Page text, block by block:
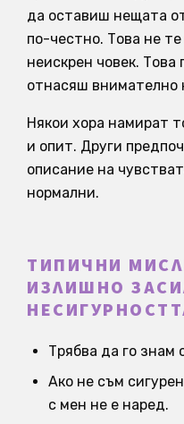
да оставиш нещата
по-честно. Това не
неискрен човек. Това
отнасяш внимателно
Някои хора намират
и опит. Други
описание на
нормални.
ТИПИЧНИ
ИЗЛИШНО
Трябва да го знам
Ако не съм
с мен не е наред.